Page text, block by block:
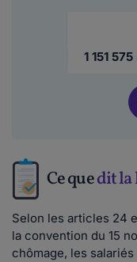
1 151 575
Ce quedit la
Selon les articles 24
la convention du 15
chômage, les